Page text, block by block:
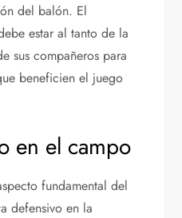
del balón. El
estar al tanto de la
sus compañeros para
beneficien el juego
en el campo
fundamental del
defensivo en la